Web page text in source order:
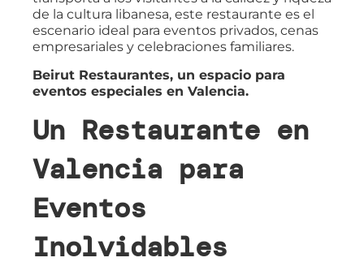
de la cultura libanesa, este restaurante es el
escenario ideal para eventos privados, cenas
empresariales y celebraciones familiares.
Beirut Restaurantes, un espacio para
eventos especiales en Valencia.
Un Restaurante en
Valencia para
Eventos
Inolvidables